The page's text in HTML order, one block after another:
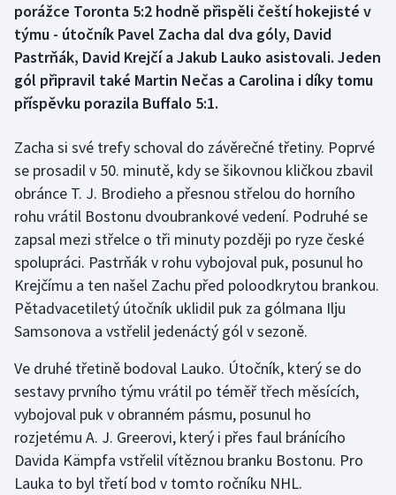
Boby a skeleton
Box
Curling
Cyklistika
Dostihy
Florbal
Futsal
Golf
Házená
Jezdectví
Judo
porážce Toronta 5:2 hodně přispěli čeští hokejisté v
týmu - útočník Pavel Zacha dal dva góly, David
Pastrňák, David Krejčí a Jakub Lauko asistovali. Jeden
gól připravil také Martin Nečas a Carolina i díky tomu
příspěvku porazila Buffalo 5:1.
Zacha si své trefy schoval do závěrečné třetiny. Poprvé
se prosadil v 50. minutě, kdy se šikovnou kličkou zbavil
obránce T. J. Brodieho a přesnou střelou do horního
rohu vrátil Bostonu dvoubrankové vedení. Podruhé se
zapsal mezi střelce o tři minuty později po ryze české
spolupráci. Pastrňák v rohu vybojoval puk, posunul ho
Krejčímu a ten našel Zachu před poloodkrytou brankou.
Pětadvacetiletý útočník uklidil puk za gólmana Ilju
Samsonova a vstřelil jedenáctý gól v sezoně.
Ve druhé třetině bodoval Lauko. Útočník, který se do
sestavy prvního týmu vrátil po téměř třech měsících,
vybojoval puk v obranném pásmu, posunul ho
rozjetému A. J. Greerovi, který i přes faul bránícího
Davida Kämpfa vstřelil vítěznou branku Bostonu. Pro
Lauka to byl třetí bod v tomto ročníku NHL.